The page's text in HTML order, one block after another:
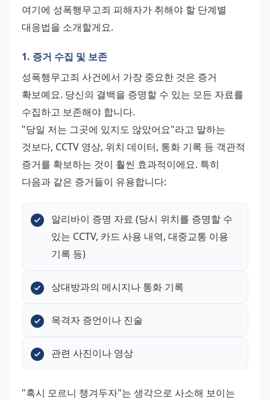
여기에 성폭행무고죄 피해자가 취해야 할 단계별
대응법을 소개할게요.
1. 증거 수집 및 보존
성폭행무고죄 사건에서 가장 중요한 것은 증거
확보예요. 당신의 결백을 증명할 수 있는 모든 자료를
수집하고 보존해야 합니다.
"당일 저는 그곳에 있지도 않았어요"라고 말하는
것보다, CCTV 영상, 위치 데이터, 통화 기록 등 객관적
증거를 확보하는 것이 훨씬 효과적이에요. 특히
다음과 같은 증거들이 유용합니다:
알리바이 증명 자료 (당시 위치를 증명할 수
있는 CCTV, 카드 사용 내역, 대중교통 이용
기록 등)
상대방과의 메시지나 통화 기록
목격자 증언이나 진술
관련 사진이나 영상
"혹시 모르니 챙겨두자"는 생각으로 사소해 보이는